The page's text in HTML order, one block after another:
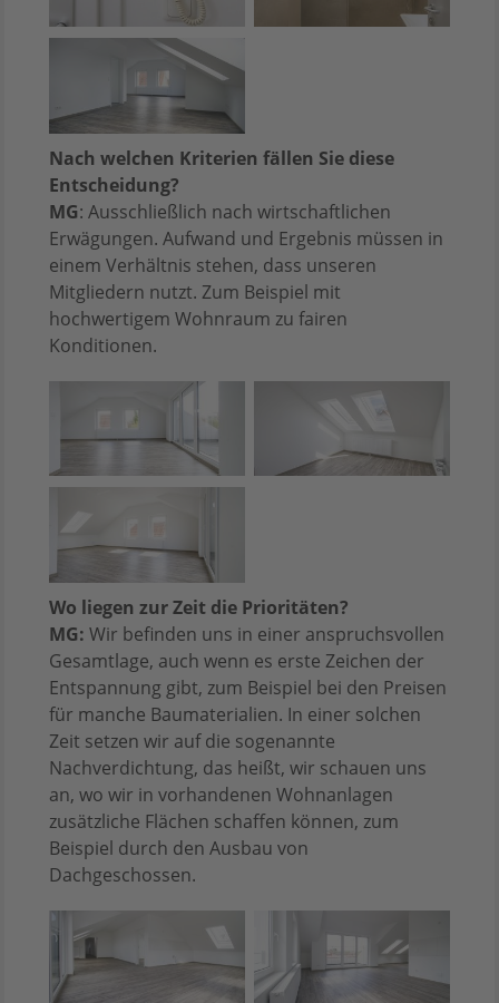
Nach welchen Kriterien fällen Sie diese
Entscheidung?
MG: Ausschließlich nach wirtschaftlichen
Erwägungen. Aufwand und Ergebnis müssen in
einem Verhältnis stehen, dass unseren
Mitgliedern nutzt. Zum Beispiel mit
hochwertigem Wohnraum zu fairen
Konditionen.
Wo liegen zur Zeit die Prioritäten?
MG: Wir befinden uns in einer anspruchsvollen
Gesamtlage, auch wenn es erste Zeichen der
Entspannung gibt, zum Beispiel bei den Preisen
für manche Baumaterialien. In einer solchen
Zeit setzen wir auf die sogenannte
Nachverdichtung, das heißt, wir schauen uns
an, wo wir in vorhandenen Wohnanlagen
zusätzliche Flächen schaffen können, zum
Beispiel durch den Ausbau von
Dachgeschossen.